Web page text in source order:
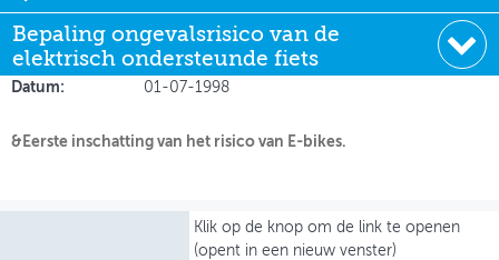
BIJEENKOMSTEN
KENNISBANK
Bepaling ongevalsrisico van de
elektrisch ondersteunde fiets
Soort:
Onderzoeksrapporten
Auteur:
CC Schoon
Uitgever:
SWOV (nr R98-48)
Datum:
01-07-1998
&Eerste inschatting van het risico van E-bikes.
Klik op de knop om de link te openen
(opent in een nieuw venster)